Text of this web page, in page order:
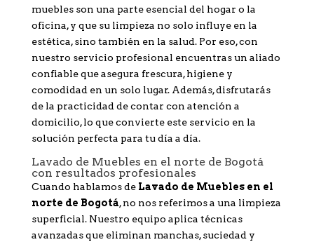
muebles son una parte esencial del hogar o la
oficina, y que su limpieza no solo influye en la
estética, sino también en la salud. Por eso, con
nuestro servicio profesional encuentras un aliado
confiable que asegura frescura, higiene y
comodidad en un solo lugar. Además, disfrutarás
de la practicidad de contar con atención a
domicilio, lo que convierte este servicio en la
solución perfecta para tu día a día.
Lavado de Muebles en el norte de Bogotá
con resultados profesionales
Cuando hablamos de Lavado de Muebles en el
norte de Bogotá, no nos referimos a una limpieza
superficial. Nuestro equipo aplica técnicas
avanzadas que eliminan manchas, suciedad y